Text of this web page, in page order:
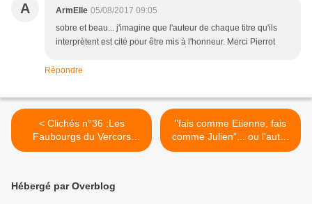
A ArmElle 05/08/2017 09:05
sobre et beau... j'imagine que l'auteur de chaque titre qu'ils
interprètent est cité pour être mis à l'honneur. Merci Pierrot
Répondre
< Clichés n°36 :Les
Faubourgs du Vercors
Music Festival (le plateau
"fais comme Etienne, fais
comme Julien"... ou l'autre
chemin (Julien Clerc-Jean-
Hébergé par Overblog